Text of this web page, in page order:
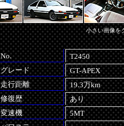
小さい画像を
No.
T2450
グレード
GT-APEX
走行距離
19.3万km
修復歴
あり
変速機
5MT